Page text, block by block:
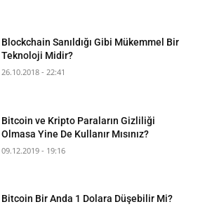
Blockchain Sanıldığı Gibi Mükemmel Bir
Teknoloji Midir?
26.10.2018 - 22:41
Bitcoin ve Kripto Paraların Gizliliği
Olmasa Yine De Kullanır Mısınız?
09.12.2019 - 19:16
Bitcoin Bir Anda 1 Dolara Düşebilir Mi?